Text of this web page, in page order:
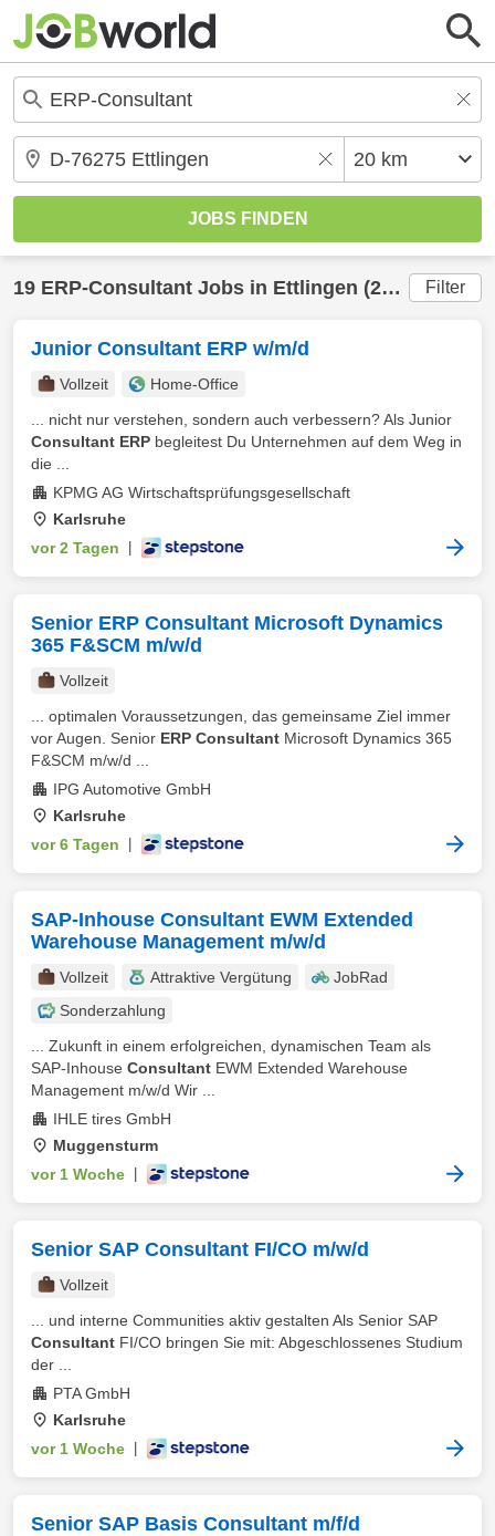
19 ERP-Consultant Jobs in Ettlingen (20 km) gefunden Filter
Junior Consultant ERP w/m/d
Vollzeit
Home-Office
... nicht nur verstehen, sondern auch verbessern? Als Junior
Consultant ERP begleitest Du Unternehmen auf dem Weg in
die ...
KPMG AG Wirtschaftsprüfungsgesellschaft
Karlsruhe
vor 2 Tagen
Senior ERP Consultant Microsoft Dynamics
365 F&SCM m/w/d
Vollzeit
... optimalen Voraussetzungen, das gemeinsame Ziel immer
vor Augen. Senior ERP Consultant Microsoft Dynamics 365
F&SCM m/w/d ...
IPG Automotive GmbH
Karlsruhe
vor 6 Tagen
SAP-Inhouse Consultant EWM Extended
Warehouse Management m/w/d
Vollzeit Attraktive Vergütung
JobRad
Sonderzahlung
... Zukunft in einem erfolgreichen, dynamischen Team als
SAP-Inhouse Consultant EWM Extended Warehouse
Management m/w/d Wir ...
IHLE tires GmbH
Muggensturm
vor 1 Woche
Senior SAP Consultant FI/CO m/w/d
Vollzeit
... und interne Communities aktiv gestalten Als Senior SAP
Consultant FI/CO bringen Sie mit: Abgeschlossenes Studium
der ...
PTA GmbH
Karlsruhe
vor 1 Woche
Senior SAP Basis Consultant m/f/d